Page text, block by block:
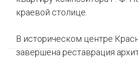
краевой столице.
В историческом центре
завершена реставрация